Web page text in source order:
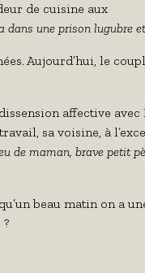
de cuisine aux
dans une prison lugubre
Aujourd’hui, le
affective avec
sa voisine, à
de maman, brave petit
beau matin on a